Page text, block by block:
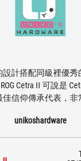
設計搭配同級裡優秀
Cetra II 可說是
佳信仰傳承代表，非
將其隨身帶著走的玩家。
unikoshardware